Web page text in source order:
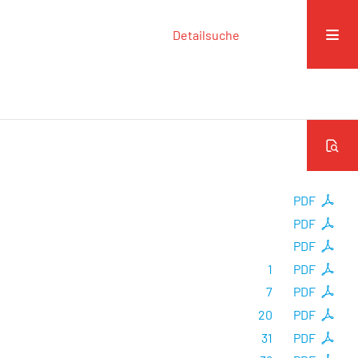
Detailsuche
PDF
PDF
PDF
PDF
1
PDF
7
PDF
20
PDF
31